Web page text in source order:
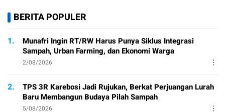
BERITA POPULER
1.
Munafri Ingin RT/RW Harus Punya Siklus Integrasi
Sampah, Urban Farming, dan Ekonomi Warga
2/08/2026
2.
TPS 3R Karebosi Jadi Rujukan, Berkat Perjuangan Lurah
Baru Membangun Budaya Pilah Sampah
5/08/2026